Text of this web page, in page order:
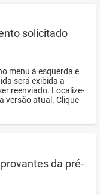
solicitado
menu à esquerda e
será exibida a
reenviado. Localize-
versão atual. Clique
da pré-